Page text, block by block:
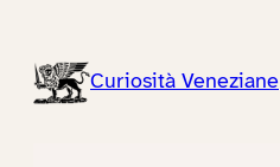
contenutoCuriosità Veneziane